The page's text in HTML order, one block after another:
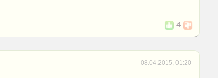
4
08.04.2015, 01:20